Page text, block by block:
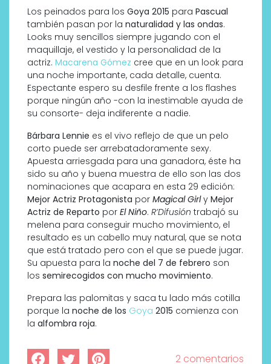
Los peinados para los Goya 2015 para Pascual
también pasan por la naturalidad y las ondas.
Looks muy sencillos siempre jugando con el
maquillaje, el vestido y la personalidad de la
actriz. Macarena Gómez cree que en un look para
una noche importante, cada detalle, cuenta.
Espectante espero su desfile frente a los flashes
porque ningún año -con la inestimable ayuda de
su consorte- deja indiferente a nadie.
Bárbara Lennie es el vivo reflejo de que un pelo
corto puede ser arrebatadoramente sexy.
Apuesta arriesgada para una ganadora, éste ha
sido su año y buena muestra de ello son las dos
nominaciones que acapara en esta 29 edición:
Mejor Actriz Protagonista por Magical Girly Mejor
Actriz de Reparto por El Niño. R’Difusión trabajó su
melena para conseguir mucho movimiento, el
resultado es un cabello muy natural, que se nota
que está tratado pero con el que se puede jugar.
Su apuesta para la noche del 7 de febrero son
los semirecogidos con mucho movimiento.
Prepara las palomitas y saca tu lado más cotilla
porque la noche de los Goya 2015 comienza con
la alfombra roja.
2 comentarios